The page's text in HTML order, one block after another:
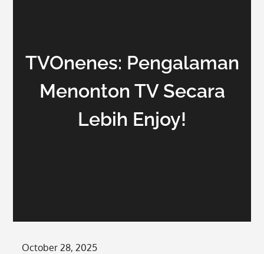
TVOnenes: Pengalaman
Menonton TV Secara
Lebih Enjoy!
Posted
October 28, 2025